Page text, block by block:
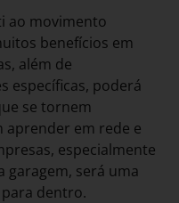
ao movimento
benefícios em
além de
específicas, poderá
se tornem
aprender em rede e
especialmente
garagem, será uma
dentro.